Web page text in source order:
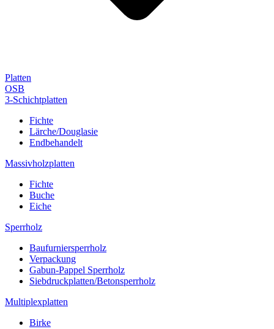
Platten
OSB
3-Schichtplatten
Fichte
Lärche/Douglasie
Endbehandelt
Massivholzplatten
Fichte
Buche
Eiche
Sperrholz
Baufurniersperrholz
Verpackung
Gabun-Pappel Sperrholz
Siebdruckplatten/Betonsperrholz
Multiplexplatten
Birke